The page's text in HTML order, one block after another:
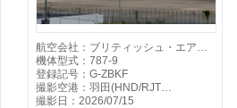
航空会社：ブリティッシュ・エア…
機体型式：787-9
登録記号：G-ZBKF
撮影空港：羽田(HND/RJT…
撮影日：2026/07/15